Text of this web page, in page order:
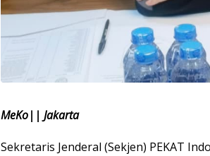
MeKo|| Jakarta
Sekretaris Jenderal (Sekjen) PEKAT